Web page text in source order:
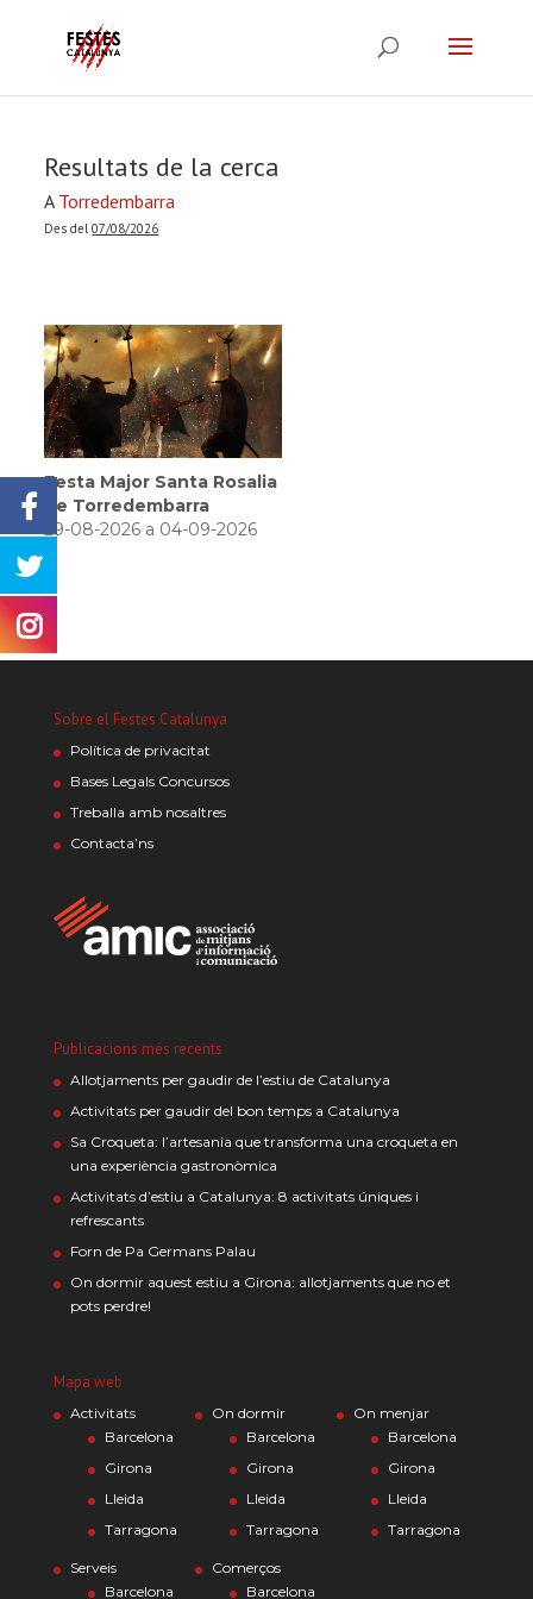
Resultats de la cerca
A Torredembarra
Des del07/08/2026
Festa Major Santa Rosalia
de Torredembarra
29-08-2026 a 04-09-2026
Sobre el Festes Catalunya
Política de privacitat
Bases Legals Concursos
Treballa amb nosaltres
Contacta’ns
Publicacions més recents
Allotjaments per gaudir de l’estiu de Catalunya
Activitats per gaudir del bon temps a Catalunya
Sa Croqueta: l’artesania que transforma una croqueta en
una experiència gastronòmica
Activitats d’estiu a Catalunya: 8 activitats úniques i
refrescants
Forn de Pa Germans Palau
On dormir aquest estiu a Girona: allotjaments que no et
pots perdre!
Mapa web
Activitats
Barcelona
Girona
Lleida
Tarragona
On dormir
Barcelona
Girona
Lleida
Tarragona
On menjar
Barcelona
Girona
Lleida
Tarragona
Serveis
Barcelona
Comerços
Barcelona